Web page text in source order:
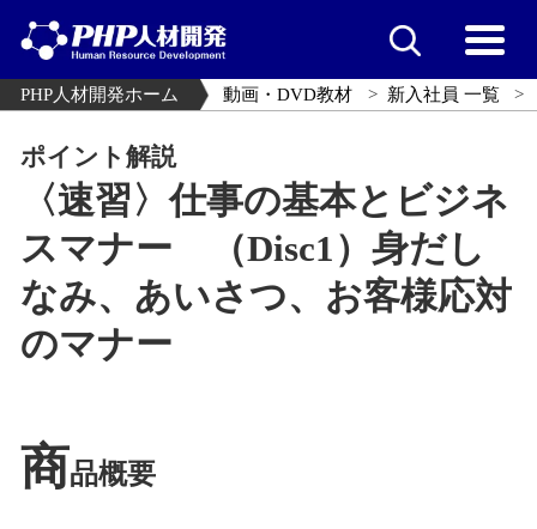
PHP人材開発ホーム 動画・DVD教材 新入社員 一覧
ポイント解説
〈速習〉仕事の基本とビジネ
スマナー （Disc1）身だし
なみ、あいさつ、お客様応対
のマナー
商品概要